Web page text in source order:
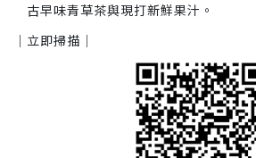
古早味青草茶與現打新鮮果汁。
｜立即掃描｜